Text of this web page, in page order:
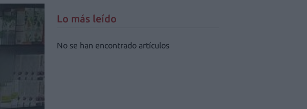
Lo más leído
No se han encontrado artículos